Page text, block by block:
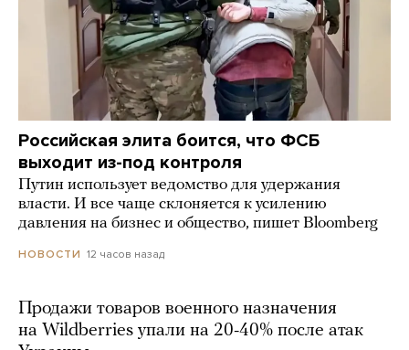
Российская элита боится, что ФСБ
выходит из-под контроля
Путин использует ведомство для удержания
власти. И все чаще склоняется к усилению
давления на бизнес и общество, пишет Bloomberg
НОВОСТИ 12 часов назад
Продажи товаров военного назначения
на Wildberries упали на 20-40% после атак